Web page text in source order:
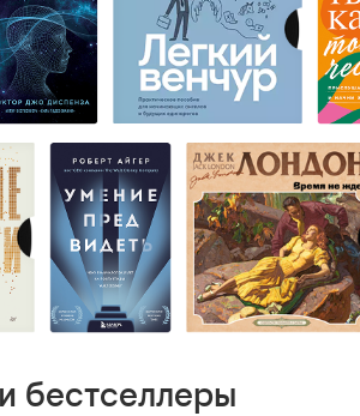
бестселлеры